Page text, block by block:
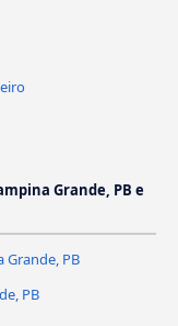
Grande, PB e
Grande, PB
PB